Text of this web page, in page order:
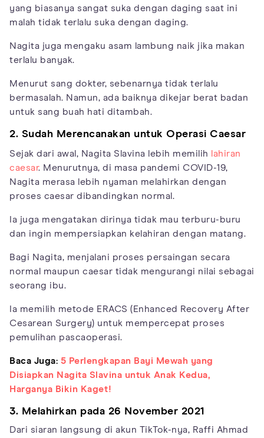
yang biasanya sangat suka dengan daging saat ini
malah tidak terlalu suka dengan daging.
Nagita juga mengaku asam lambung naik jika makan
terlalu banyak.
Menurut sang dokter, sebenarnya tidak terlalu
bermasalah. Namun, ada baiknya dikejar berat badan
untuk sang buah hati ditambah.
2. Sudah Merencanakan untuk Operasi Caesar
Sejak dari awal, Nagita Slavina lebih memilih lahiran
caesar. Menurutnya, di masa pandemi COVID-19,
Nagita merasa lebih nyaman melahirkan dengan
proses caesar dibandingkan normal.
Ia juga mengatakan dirinya tidak mau terburu-buru
dan ingin mempersiapkan kelahiran dengan matang.
Bagi Nagita, menjalani proses persaingan secara
normal maupun caesar tidak mengurangi nilai sebagai
seorang ibu.
Ia memilih metode ERACS (Enhanced Recovery After
Cesarean Surgery) untuk mempercepat proses
pemulihan pascaoperasi.
Baca Juga: 5 Perlengkapan Bayi Mewah yang
Disiapkan Nagita Slavina untuk Anak Kedua,
Harganya Bikin Kaget!
3. Melahirkan pada 26 November 2021
Dari siaran langsung di akun TikTok-nya, Raffi Ahmad